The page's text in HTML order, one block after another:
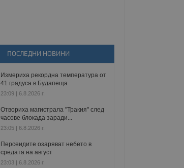
ПОСЛЕДНИ НОВИНИ
Измериха рекордна температура от
41 градуса в Будапеща
23:09 | 6.8.2026 г.
Отвориха магистрала "Тракия" след
часове блокада заради...
23:05 | 6.8.2026 г.
Персеидите озаряват небето в
средата на август
23:03 | 6.8.2026 г.